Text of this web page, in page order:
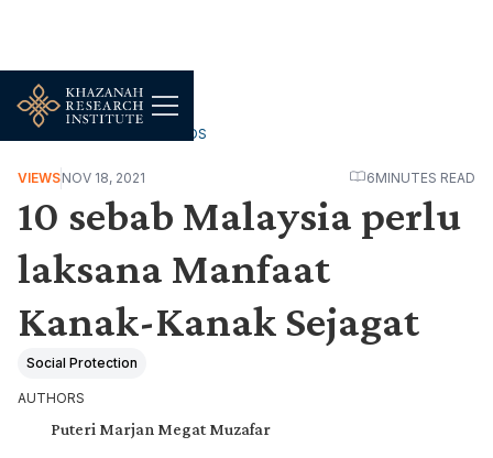
WORK, JOBS & LIVELIHOODS
VIEWSNOV 18, 2021 6MINUTES READ
10 sebab Malaysia perlu
laksana Manfaat
Kanak-Kanak Sejagat
Social Protection
AUTHORS
Puteri Marjan Megat Muzafar